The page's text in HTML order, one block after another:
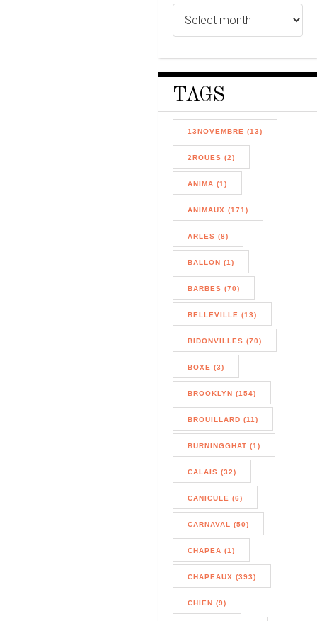
TAGS
13NOVEMBRE (13)
2ROUES (2)
ANIMA (1)
ANIMAUX (171)
ARLES (8)
BALLON (1)
BARBES (70)
BELLEVILLE (13)
BIDONVILLES (70)
BOXE (3)
BROOKLYN (154)
BROUILLARD (11)
BURNINGGHAT (1)
CALAIS (32)
CANICULE (6)
CARNAVAL (50)
CHAPEA (1)
CHAPEAUX (393)
CHIEN (9)